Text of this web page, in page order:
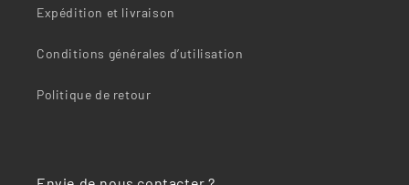
Expédition et livraison
Conditions générales d’utilisation
Politique de retour